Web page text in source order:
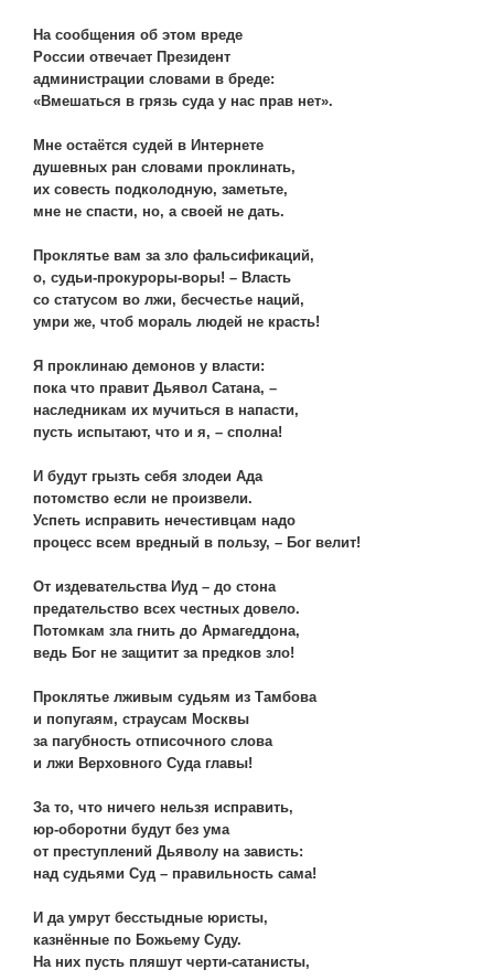
На сообщения об этом вреде
России отвечает Президент
администрации словами в бреде:
«Вмешаться в грязь суда у нас прав нет».
Мне остаётся судей в Интернете
душевных ран словами проклинать,
их совесть подколодную, заметьте,
мне не спасти, но, а своей не дать.
Проклятье вам за зло фальсификаций,
о, судьи-прокуроры-воры! – Власть
со статусом во лжи, бесчестье наций,
умри же, чтоб мораль людей не красть!
Я проклинаю демонов у власти:
пока что правит Дьявол Сатана, –
наследникам их мучиться в напасти,
пусть испытают, что и я, – сполна!
И будут грызть себя злодеи Ада
потомство если не произвели.
Успеть исправить нечестивцам надо
процесс всем вредный в пользу, – Бог велит!
От издевательства Иуд – до стона
предательство всех честных довело.
Потомкам зла гнить до Армагеддона,
ведь Бог не защитит за предков зло!
Проклятье лживым судьям из Тамбова
и попугаям, страусам Москвы
за пагубность отписочного слова
и лжи Верховного Суда главы!
За то, что ничего нельзя исправить,
юр-оборотни будут без ума
от преступлений Дьяволу на зависть:
над судьями Суд – правильность сама!
И да умрут бесстыдные юристы,
казнённые по Божьему Суду.
На них пусть пляшут черти-сатанисты,